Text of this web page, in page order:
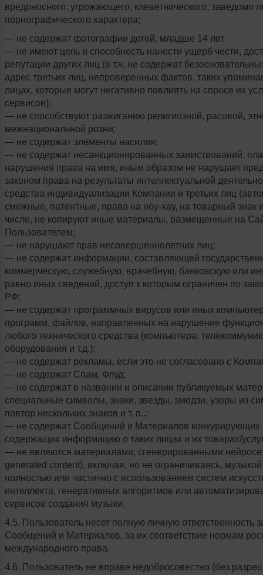
вредоносного, угрожающего, клеветнического, заведомо
порнографического характера;
— не содержат фотографии детей, младше 14 лет
— не имеют цель и способность нанести ущерб чести,
репутации других лиц (в т.ч. не содержат
адрес третьих лиц, непроверенных фактов, таких
лицах, которые могут негативно повлиять на спросе их
сервисов);
— не способствуют разжиганию религиозной, расовой,
межнациональной розни;
— не содержат элементы насилия;
— не содержат несанкционированных заимствований,
нарушения права на имя, иным образом не нарушает
законом права на результаты интеллектуальной
средства индивидуализации Компании и третьих лиц
смежные, патентные, права на ноу-хау, на товарный знак
числе, не копируют иные материалы, размещенные на
Пользователем;
— не нарушают прав несовершеннолетних лиц;
— не содержат информации, составляющей
коммерческую, служебную, врачебную, банковскую или
равно иных сведений, доступ к которым ограничен по
РФ;
— не содержат программных вирусов или иных
программ, файлов, направленных на нарушение
любого технического средства (компьютера,
оборудования и т.д.);
— не содержат рекламы, если это не согласовано с
— не содержат Спам, Флуд;
— не содержат в названии и описании публикуемых
специальные символы, знаки, звезды, эмодзи, узоры из
повтор нескольких знаков и т. п..;
— не содержат Сообщений и Материалов конкурирующих
содержащих информацию о таких лицах и их товарах/
— не являются материалами, сгенерированными
generated content), включая, но не ограничиваясь,
полностью или частично с использованием систем
интеллекта, генеративных алгоритмов или
сервисов создания музыки.
4.5. Пользователь несет полную личную ответственность
Сообщений и Материалов, за их соответствие нормам
международного права.
4.6. Пользователь не вправе недобросовестно (без